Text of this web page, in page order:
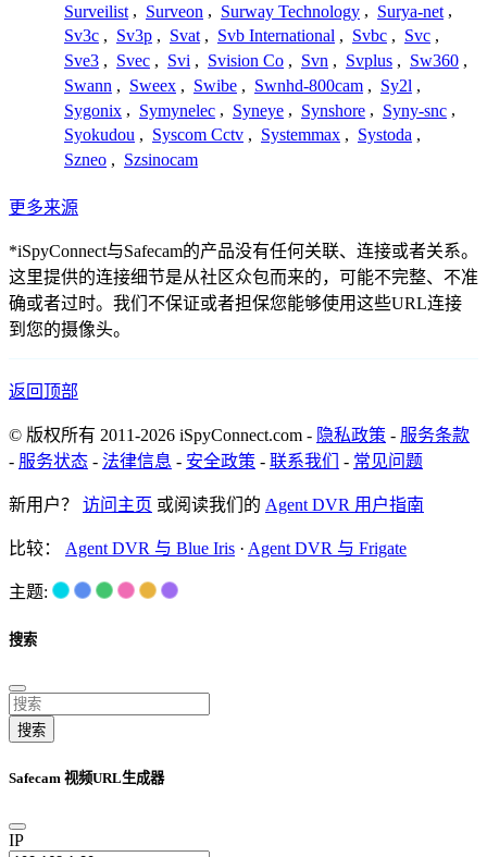
Surveilist , Surveon , Surway Technology , Surya-net ,
Sv3c , Sv3p , Svat , Svb International , Svbc , Svc ,
Sve3 , Svec , Svi , Svision Co , Svn , Svplus , Sw360 ,
Swann , Sweex , Swibe , Swnhd-800cam , Sy2l ,
Sygonix , Symynelec , Syneye , Synshore , Syny-snc ,
Syokudou , Syscom Cctv , Systemmax , Systoda ,
Szneo , Szsinocam
更多来源
*iSpyConnect与Safecam的产品没有任何关联、连接或者关系。
这里提供的连接细节是从社区众包而来的，可能不完整、不准
确或者过时。我们不保证或者担保您能够使用这些URL连接
到您的摄像头。
返回顶部
© 版权所有 2011-2026 iSpyConnect.com - 隐私政策 - 服务条款
- 服务状态 - 法律信息 - 安全政策 - 联系我们 - 常见问题
新用户？ 访问主页 或阅读我们的 Agent DVR 用户指南
比较： Agent DVR 与 Blue Iris · Agent DVR 与 Frigate
主题:
搜索
搜索
Safecam 视频URL生成器
IP